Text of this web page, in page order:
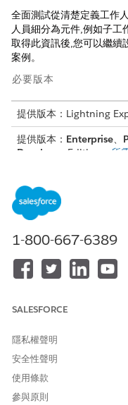
全面測試從清楚定義工作
人員細分為元件,例如子工
取得此資訊後,您可以繼續
案例。
必要版本
提供版本：Lightning
提供版本： Enterprise、
Developer
Edition。
所
定義目標與策略
設定連結至業務價值
量、可達成且相關的
目標。
作。個別測試這些零
識別測試案例並設定評
進行以證據為基礎的
運作為止。
1-800-667-6389
SALESFORCE
隱私權聲明
安全性聲明
使用條款
參與原則